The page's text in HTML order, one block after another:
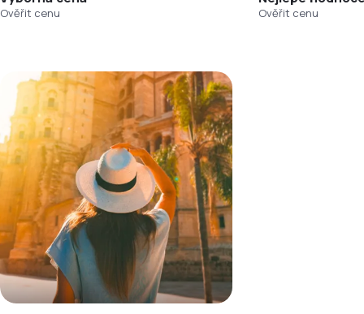
Ověřit cenu Ověřit cenu